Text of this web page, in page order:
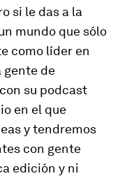
si le das a la
mundo que sólo
como líder en
gente de
su podcast
en el que
y tendremos
con gente
edición y ni